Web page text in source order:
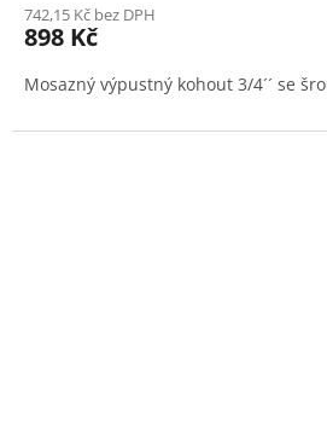
742,15 Kč bez DPH
898 Kč
Mosazný výpustný kohout 3/4´´ se